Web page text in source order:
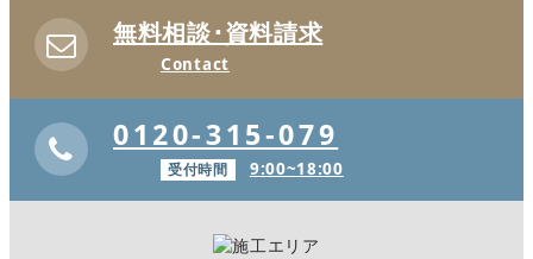
無料相談･資料請求
Contact
0120-315-079
受付時間 9:00~18:00